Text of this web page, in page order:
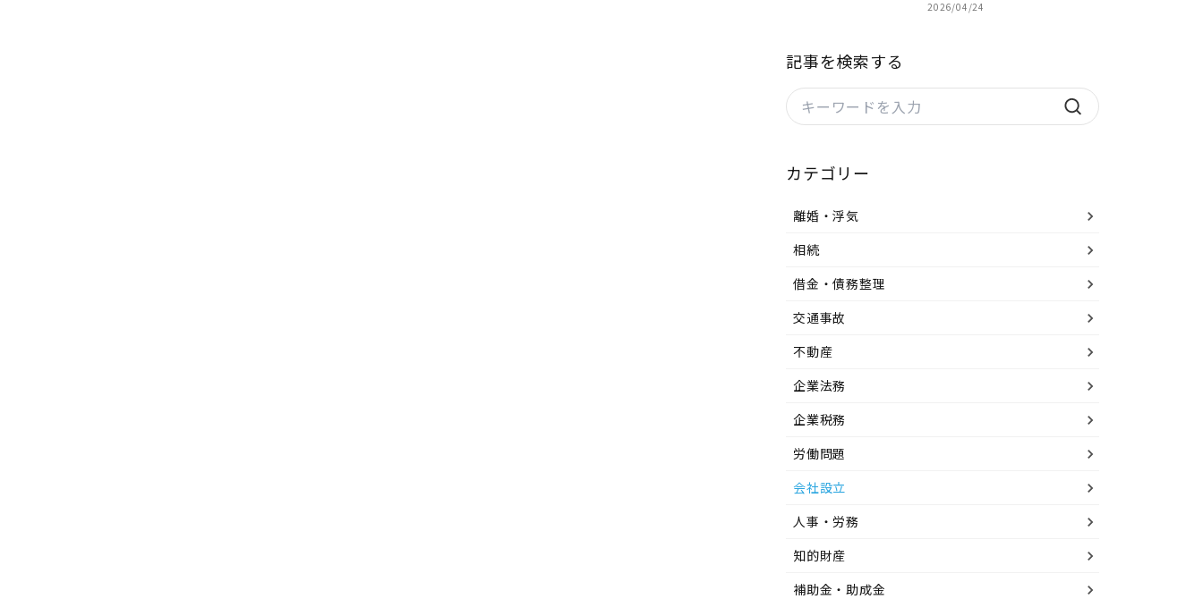
2026/04/24
記事を検索する
カテゴリー
離婚・浮気
相続
借金・債務整理
交通事故
不動産
企業法務
企業税務
労働問題
会社設立
人事・労務
知的財産
補助金・助成金